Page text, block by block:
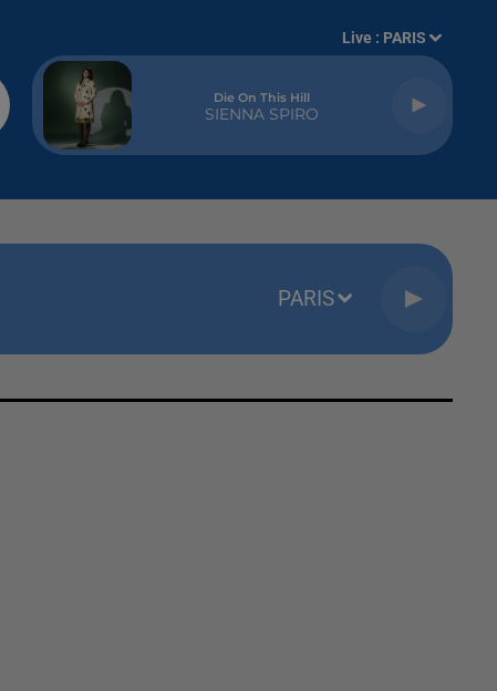
Live : PARIS
Die On This Hill
SIENNA SPIRO
PARIS